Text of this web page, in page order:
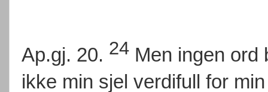
Ap.gj. 20. 24 Men ingen ord
ikke min sjel verdifull for